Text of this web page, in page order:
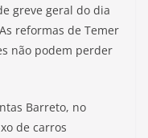
greve geral do dia
reformas de Temer
não podem perder
Barreto, no
de carros